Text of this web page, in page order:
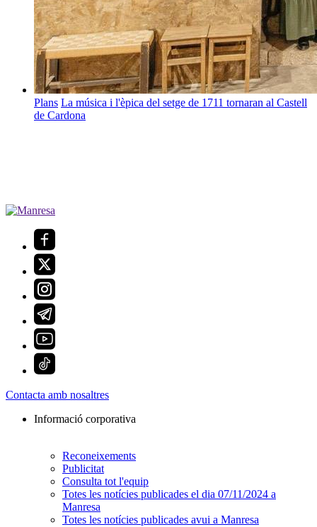
Plans La música i l'èpica del setge de 1711 tornaran al Castell
de Cardona
Contacta amb nosaltres
Informació corporativa
Reconeixements
Publicitat
Consulta tot l'equip
Totes les notícies publicades el dia 07/11/2024 a
Manresa
Totes les notícies publicades avui a Manresa